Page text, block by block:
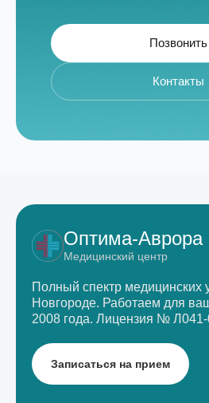
Позвонить
Контакты
Оптима-Аврора
Медицинский центр
Полный спектр медицинских
Новгороде. Работаем для
2008 года. Лицензия № Л041-
Записаться на прием